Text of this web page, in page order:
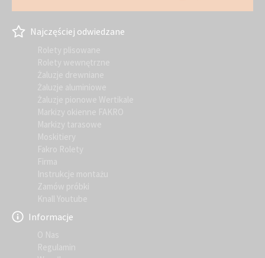
Najczęściej odwiedzane
Rolety plisowane
Rolety wewnętrzne
Żaluzje drewniane
Żaluzje aluminiowe
Żaluzje pionowe Wertikale
Markizy okienne FAKRO
Markizy tarasowe
Moskitiery
Fakro Rolety
Firma
Instrukcje montażu
Zamów próbki
Knall Youtube
Informacje
O Nas
Regulamin